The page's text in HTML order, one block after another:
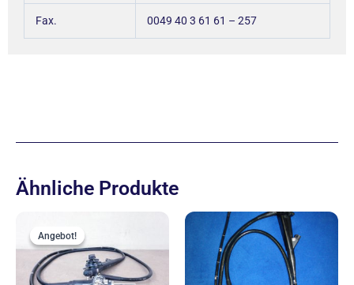
Fax. 0049 40 3 61 61 – 257
Ähnliche Produkte
Angebot!
Angebot!
Ursprünglicher
war:
4.999,00 €
Aktueller
4.444,00 €.